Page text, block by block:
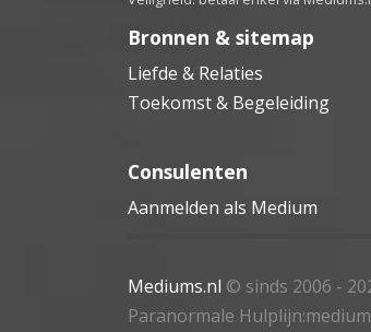
Bronnen & sitemap
Liefde & Relaties
Toekomst & Begeleiding
Consulenten
Aanmelden als Medium
Mediums.nl © sinds 2006 -
Paranormale